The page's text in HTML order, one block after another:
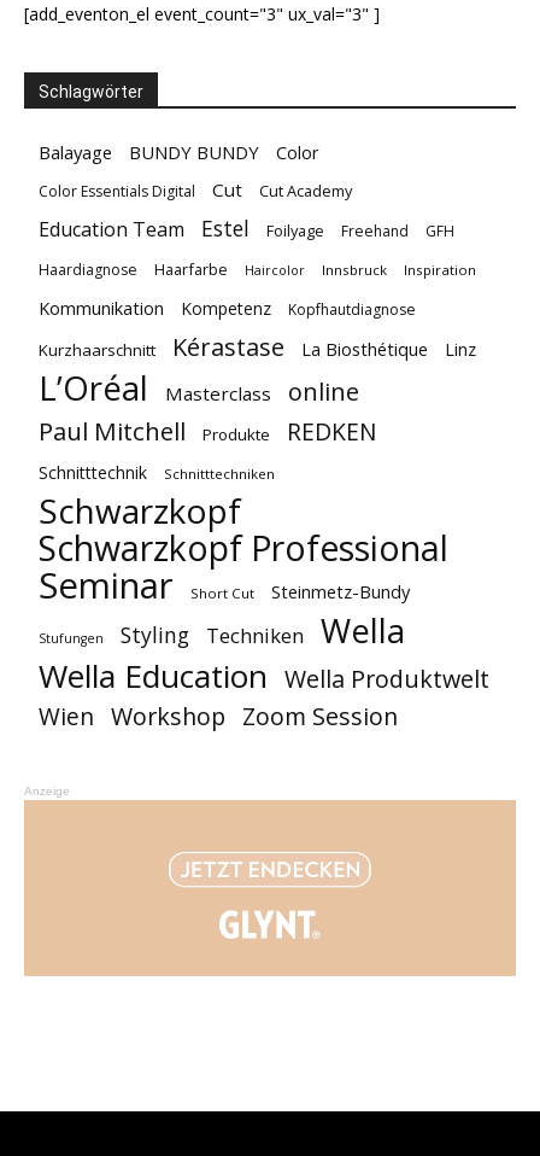
[add_eventon_el event_count="3" ux_val="3" ]
Schlagwörter
Balayage BUNDY BUNDY Color
Color Essentials Digital Cut Cut Academy
Education Team Estel Foilyage Freehand
GFH
Haardiagnose
Haarfarbe Haircolor Innsbruck Inspiration
Kommunikation Kompetenz Kopfhautdiagnose
Kurzhaarschnitt Kérastase La Biosthétique Linz
L’Oréal Masterclass online
Paul Mitchell Produkte REDKEN
Schnitttechnik Schnitttechniken
Schwarzkopf
Schwarzkopf Professional
Seminar Short Cut Steinmetz-Bundy
Stufungen Styling Techniken Wella
Wella Education Wella Produktwelt
Wien Workshop Zoom Session
Anzeige